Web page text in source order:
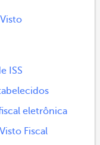
ISS
eletrônica
Fiscal